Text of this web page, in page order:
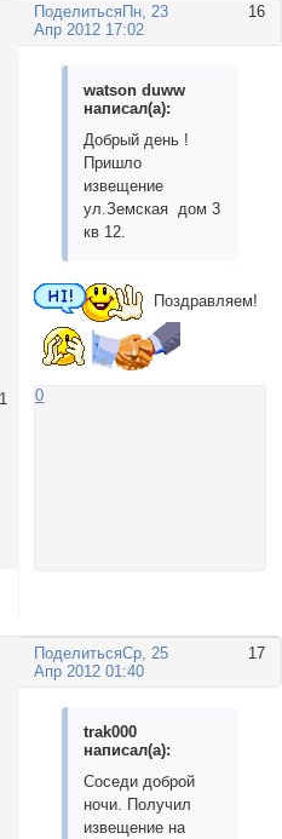
Поделиться 16
Пн, 23
Апр 2012 17:02
watson duww
написал(а):
Добрый день !
Пришло
извещение
ул.Земская дом 3
кв 12.
Поздравляем!
0
Поделиться 17
Ср, 25
Апр 2012 01:40
trak000
написал(а):
Соседи доброй
ночи. Получил
извещение на